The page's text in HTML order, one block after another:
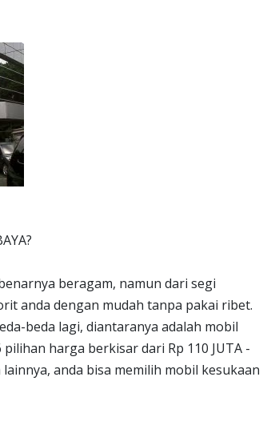
beragam, namun dari segi
anda dengan mudah tanpa pakai ribet.
beda lagi, diantaranya adalah mobil
harga berkisar dari Rp 110 JUTA -
anda bisa memilih mobil kesukaan